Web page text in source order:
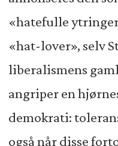
«hatefulle
«hat-lover», selv
liberalismens
angriper en
demokrati:
også når disse